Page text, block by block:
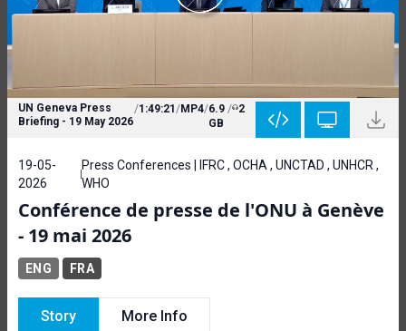
UN Geneva Press
Briefing - 19 May 2026
/1:49:21/MP4/6.9
GB
/ 2
19-05-
2026
Press Conferences | IFRC , OCHA , UNCTAD , UNHCR ,
WHO
Conférence de presse de l'ONU à Genève
- 19 mai 2026
ENG FRA
Story More Info